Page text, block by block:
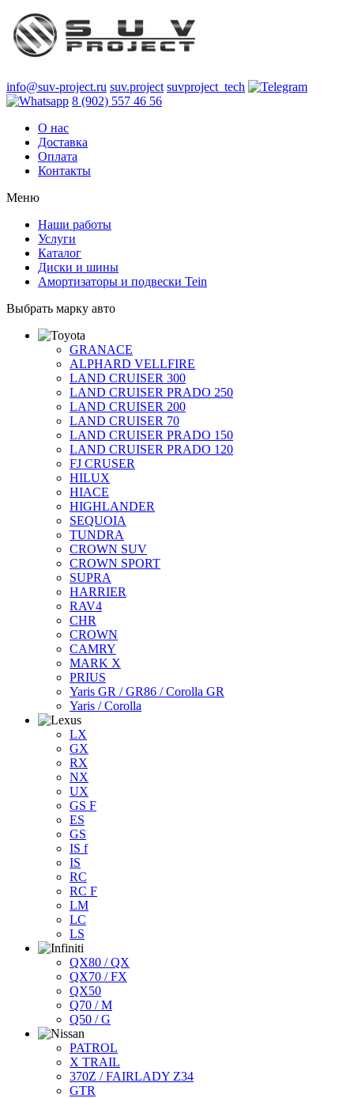
info@suv-project.ru suv.project suvproject_tech
8 (902) 557 46 56
О нас
Доставка
Оплата
Контакты
Меню
Наши работы
Услуги
Каталог
Диски и шины
Амортизаторы и подвески Tein
Выбрать марку авто
GRANACE
ALPHARD VELLFIRE
LAND CRUISER 300
LAND CRUISER PRADO 250
LAND CRUISER 200
LAND CRUISER 70
LAND CRUISER PRADO 150
LAND CRUISER PRADO 120
FJ CRUSER
HILUX
HIACE
HIGHLANDER
SEQUOIA
TUNDRA
CROWN SUV
CROWN SPORT
SUPRA
HARRIER
RAV4
CHR
CROWN
CAMRY
MARK X
PRIUS
Yaris GR / GR86 / Corolla GR
Yaris / Corolla
LX
GX
RX
NX
UX
GS F
ES
GS
IS f
IS
RC
RC F
LM
LC
LS
QX80 / QX
QX70 / FX
QX50
Q70 / M
Q50 / G
PATROL
X TRAIL
370Z / FAIRLADY Z34
GTR